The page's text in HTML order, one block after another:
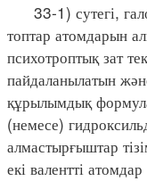
33-1) сутегі,
топтар атомдарын
психотроптық зат
пайдаланылатын
құрылымдық
(немесе)
алмастырғыштар
екі валентті